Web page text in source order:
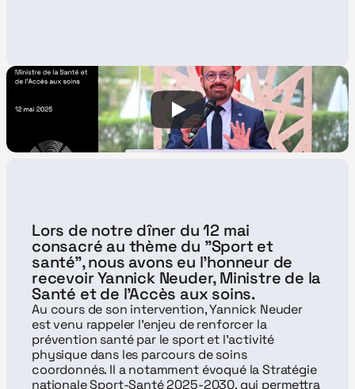
Lors de notre dîner du 12 mai
consacré au thème du "Sport et
santé", nous avons eu l’honneur de
recevoir Yannick Neuder, Ministre de la
Santé et de l’Accès aux soins.
Au cours de son intervention, Yannick Neuder
est venu rappeler l'enjeu de renforcer la
prévention santé par le sport et l'activité
physique dans les parcours de soins
coordonnés. Il a notamment évoqué la Stratégie
nationale Sport-Santé 2025-2030, qui permettra